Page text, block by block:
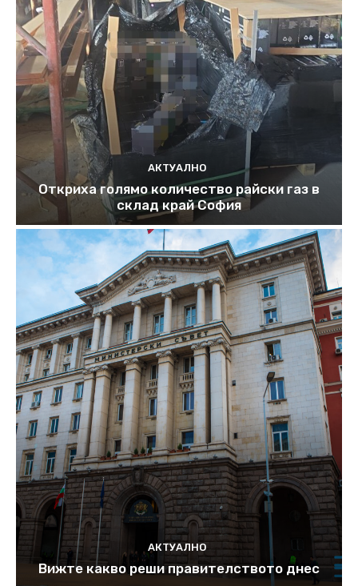
АКТУАЛНО
Откриха голямо количество райски газ в
склад край София
АКТУАЛНО
Вижте какво реши правителството днес